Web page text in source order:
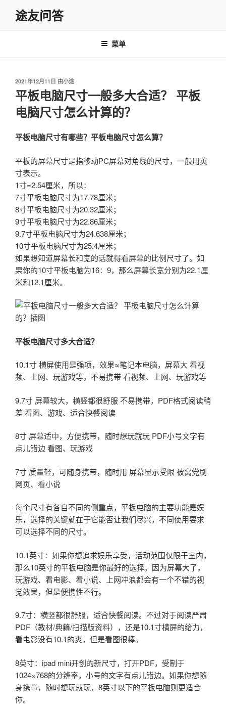
途友问答
菜单
发
布
于
2021年12月11日 由小途
平板电脑尺寸一般多大合适？ 平板
电脑尺寸怎么计算的？
平板电脑尺寸有哪些？平板电脑尺寸怎么算？
平板的屏幕尺寸是指移动PC屏幕对角线的尺寸，一般用英
寸表示。
1寸=2.54厘米，所以：
7寸平板电脑尺寸为17.78厘米；
8寸平板电脑尺寸为20.32厘米；
9寸平板电脑尺寸为22.86厘米；
9.7寸平板电脑尺寸为24.638厘米；
10寸平板电脑尺寸为25.4厘米；
如果想知道屏幕长和宽的话就得看屏幕的比例尺寸了。如
果你的10寸平板电脑为16：9，那么屏幕长宽分别为22.1厘
米和12.1厘米。
平板电脑尺寸多大合适？
10.1寸 横屏使用是强项，效果≈笔记本电脑，屏幕大 看视
频、上网、玩游戏等，不易携带 看视频、上网、玩游戏等
9.7寸 屏幕较大，横竖都很舒服 不易携带，PDF格式阅读稍
差 看图、游戏、适合快餐阅读
8寸 屏幕适中，方便携带，随时想玩就玩 PDF小号文字有
点儿错边 看图、玩游戏
7寸 质量轻，可随身携带，随时用 屏幕显示受限 被窝党刷
网页、看小说
每个尺寸有各自不同的侧重点，平板电脑的主要功能是娱
乐，选择的关键就在于它能否让我们尽兴，不同使用要求
可以选择不同的尺寸。
10.1英寸：如果你想追求娱乐享受，活动范围仅限于室内，
那么10英寸的平板电脑是你最好的选择。因为屏幕大了，
玩游戏、看电影、看小说、上网冲浪都会有一个不错的视
觉效果，但是便携性不行。
9.7寸：横竖都很舒服，适合快餐阅读。不过对于阅读严肃
PDF（教材/典籍/扫描版资料），还是10.1寸横屏的给力，
看电影没有10.1的爽，但是看图很棒。
8英寸：ipad mini开创的新尺寸，打开PDF，受制于
1024×768的分辨率，小号的文字有点儿错边。如果你想随
身携带，随时想玩就玩，8英寸以下的平板电脑则更适合
你。